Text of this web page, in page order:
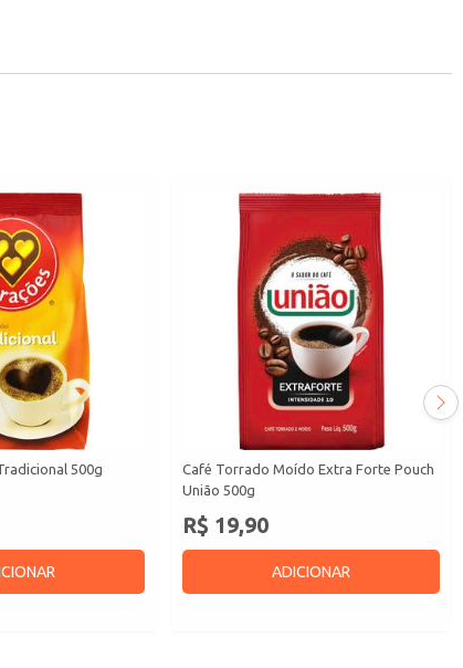
500g
Café Torrado Moído Extra Forte Pouch
União 500g
R$ 19,90
ADICIONAR